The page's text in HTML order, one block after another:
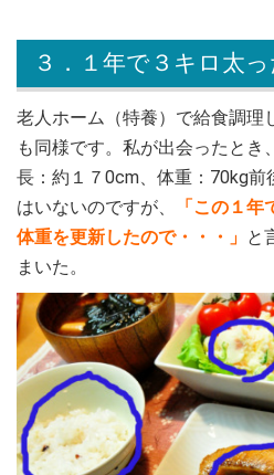
３．１年で３キロ太
老人ホーム（特養）で給食調理
も同様です。私が出会ったとき
長：約１７0cm、体重：70kg前
はいないのですが、
「この１
体重を更新したので・・・」 と
まいた。